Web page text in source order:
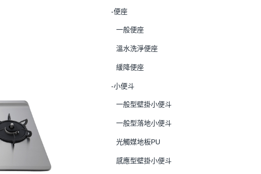
-便座
一般便座
溫水洗淨便座
緩降便座
-小便斗
一般型壁掛小便斗
一般型落地小便斗
光觸媒地板PU
感應型壁掛小便斗